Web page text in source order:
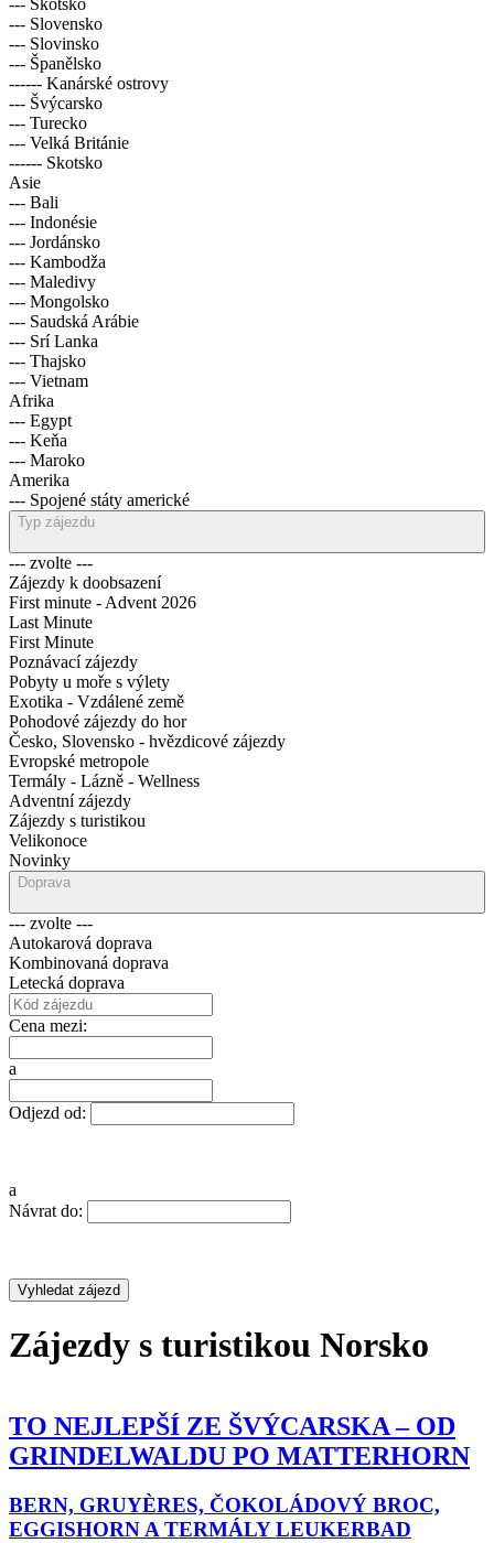
--- Skotsko
--- Slovensko
--- Slovinsko
--- Španělsko
------ Kanárské ostrovy
--- Švýcarsko
--- Turecko
--- Velká Británie
------ Skotsko
Asie
--- Bali
--- Indonésie
--- Jordánsko
--- Kambodža
--- Maledivy
--- Mongolsko
--- Saudská Arábie
--- Srí Lanka
--- Thajsko
--- Vietnam
Afrika
--- Egypt
--- Keňa
--- Maroko
Amerika
--- Spojené státy americké
Typ zájezdu
--- zvolte ---
Zájezdy k doobsazení
First minute - Advent 2026
Last Minute
First Minute
Poznávací zájezdy
Pobyty u moře s výlety
Exotika - Vzdálené země
Pohodové zájezdy do hor
Česko, Slovensko - hvězdicové zájezdy
Evropské metropole
Termály - Lázně - Wellness
Adventní zájezdy
Zájezdy s turistikou
Velikonoce
Novinky
Doprava
--- zvolte ---
Autokarová doprava
Kombinovaná doprava
Letecká doprava
Cena mezi:
a
Odjezd od:
a
Návrat do:
Zájezdy s turistikou Norsko
TO NEJLEPŠÍ ZE ŠVÝCARSKA – OD
GRINDELWALDU PO MATTERHORN
BERN, GRUYÈRES, ČOKOLÁDOVÝ BROC,
EGGISHORN A TERMÁLY LEUKERBAD